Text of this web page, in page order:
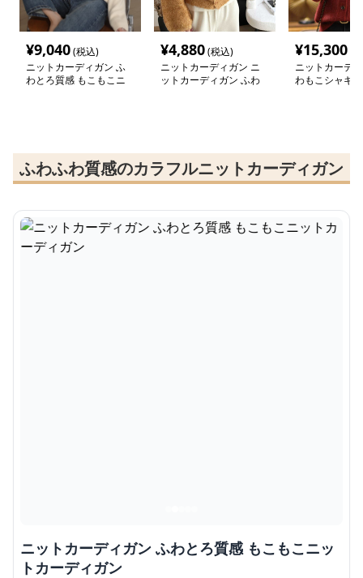
¥9,040(税込)
ニットカーディガン ふ
わとろ質感 もこもこニ
¥4,880(税込)
ニットカーディガン ニ
ットカーディガン ふわ
¥15,300
ニットカーデ
わもこシャギ
ふわふわ質感のカラフルニットカーディガン
ニットカーディガン ふわとろ質感 もこもこニッ
トカーディガン